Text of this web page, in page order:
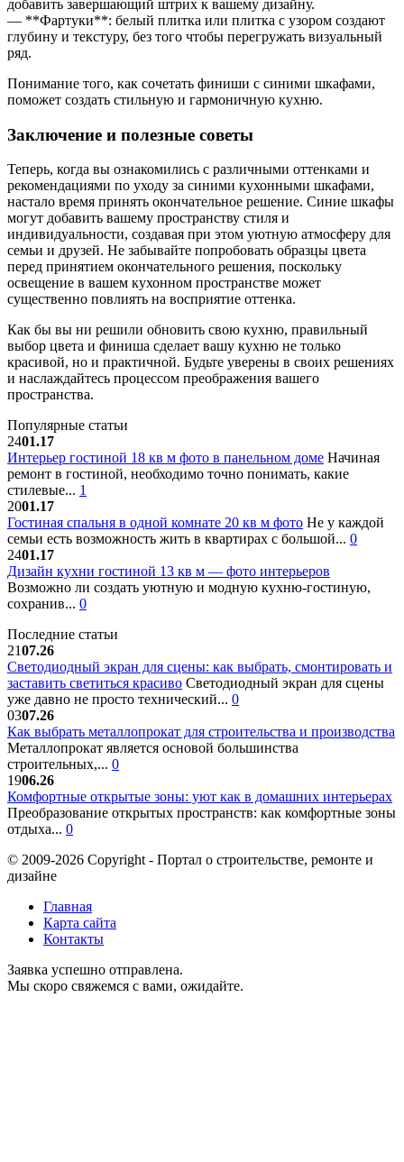
добавить завершающий штрих к вашему дизайну.
— **Фартуки**: белый плитка или плитка с узором создают
глубину и текстуру, без того чтобы перегружать визуальный
ряд.
Понимание того, как сочетать финиши с синими шкафами,
поможет создать стильную и гармоничную кухню.
Заключение и полезные советы
Теперь, когда вы ознакомились с различными оттенками и
рекомендациями по уходу за синими кухонными шкафами,
настало время принять окончательное решение. Синие шкафы
могут добавить вашему пространству стиля и
индивидуальности, создавая при этом уютную атмосферу для
семьи и друзей. Не забывайте попробовать образцы цвета
перед принятием окончательного решения, поскольку
освещение в вашем кухонном пространстве может
существенно повлиять на восприятие оттенка.
Как бы вы ни решили обновить свою кухню, правильный
выбор цвета и финиша сделает вашу кухню не только
красивой, но и практичной. Будьте уверены в своих решениях
и наслаждайтесь процессом преображения вашего
пространства.
Популярные статьи
2401.17
Интерьер гостиной 18 кв м фото в панельном доме Начиная
ремонт в гостиной, необходимо точно понимать, какие
стилевые... 1
2001.17
Гостиная спальня в одной комнате 20 кв м фото Не у каждой
семьи есть возможность жить в квартирах с большой... 0
2401.17
Дизайн кухни гостиной 13 кв м — фото интерьеров
Возможно ли создать уютную и модную кухню-гостиную,
сохранив... 0
Последние статьи
2107.26
Светодиодный экран для сцены: как выбрать, смонтировать и
заставить светиться красиво Светодиодный экран для сцены
уже давно не просто технический... 0
0307.26
Как выбрать металлопрокат для строительства и производства
Металлопрокат является основой большинства
строительных,... 0
1906.26
Комфортные открытые зоны: уют как в домашних интерьерах
Преобразование открытых пространств: как комфортные зоны
отдыха... 0
© 2009-2026 Copyright - Портал о строительстве, ремонте и
дизайне
Главная
Карта сайта
Контакты
Заявка успешно отправлена.
Мы скоро свяжемся с вами, ожидайте.